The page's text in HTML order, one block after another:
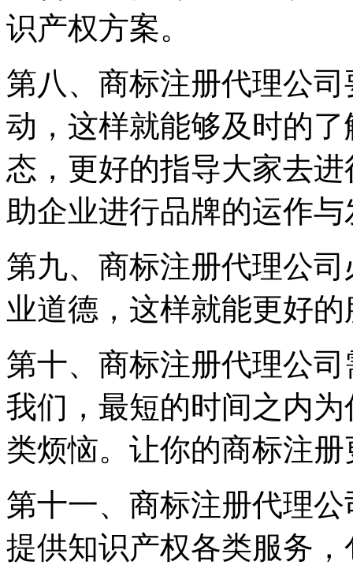
识产权方案。
第八、商标注册代理公
动，这样就能够及时的
态，更好的指导大家去
助企业进行品牌的运作与
第九、商标注册代理公
业道德，这样就能更好
第十、商标注册代理公
我们，最短的时间之内
类烦恼。让你的商标注
第十一、商标注册代理
提供知识产权各类服务